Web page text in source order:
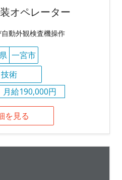
オペレーター
動外観検査機操作
一宮市
技術
月給190,000円
を見る